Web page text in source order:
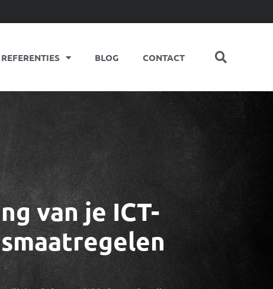
REFERENTIES BLOG CONTACT
van je ICT-